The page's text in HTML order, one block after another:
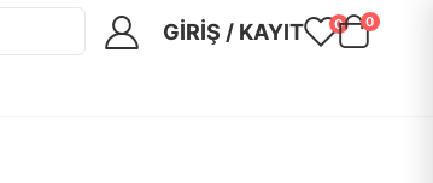
GIRIŞ / KAYIT 0 0